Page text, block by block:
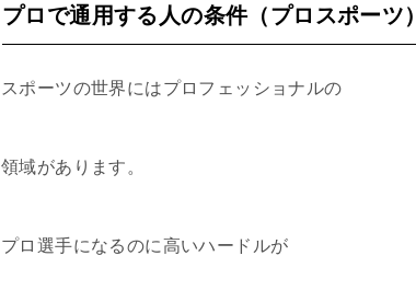
プロで通用する人の条件（プロスポーツ）
スポーツの世界にはプロフェッショナルの
領域があります。
プロ選手になるのに高いハードルが